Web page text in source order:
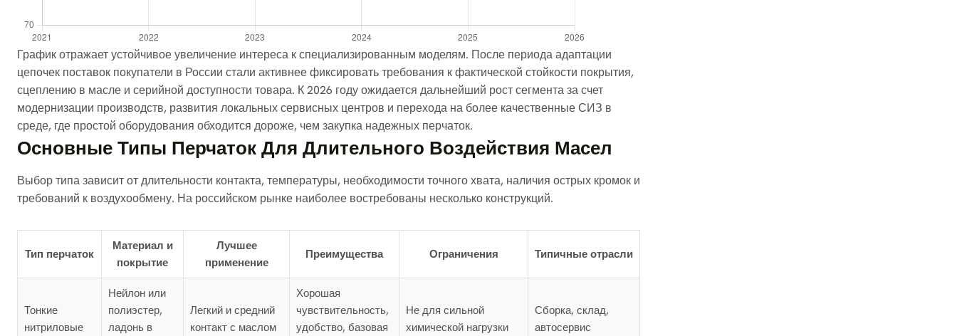
График отражает устойчивое увеличение интереса к специализированным моделям. После периода адаптации
цепочек поставок покупатели в России стали активнее фиксировать требования к фактической стойкости покрытия,
сцеплению в масле и серийной доступности товара. К 2026 году ожидается дальнейший рост сегмента за счет
модернизации производств, развития локальных сервисных центров и перехода на более качественные СИЗ в
среде, где простой оборудования обходится дороже, чем закупка надежных перчаток.
Основные Типы Перчаток Для Длительного Воздействия Масел
Выбор типа зависит от длительности контакта, температуры, необходимости точного хвата, наличия острых кромок и
требований к воздухообмену. На российском рынке наиболее востребованы несколько конструкций.
Тип перчаток
Материал и
покрытие
Лучшее
применение
Преимущества Ограничения Типичные отрасли
Тонкие
нитриловые
Нейлон или
полиэстер,
ладонь в
Легкий и средний
контакт с маслом
Хорошая
чувствительность,
удобство, базовая
Не для сильной
химической нагрузки
Сборка, склад,
автосервис